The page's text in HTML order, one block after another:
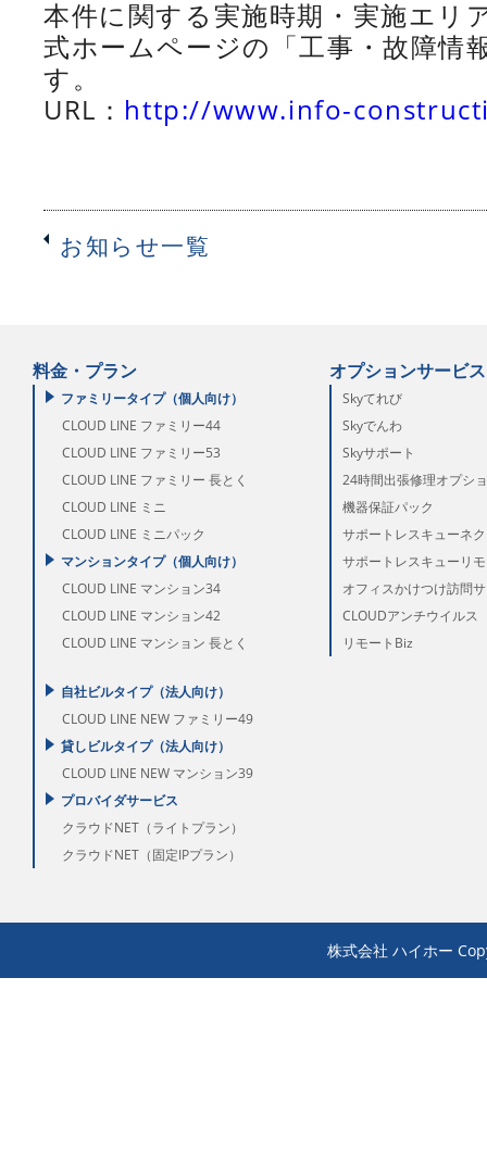
本件に関する実施時期・実施エリ
式ホームページの「工事・故障情
す。
URL： http://www.info-
お知らせ一覧
料金・プラン
ファミリータイプ（個人向け）
CLOUD LINE ファミリー44
CLOUD LINE ファミリー53
CLOUD LINE ファミリー 長とく
CLOUD LINE ミニ
CLOUD LINE ミニパック
マンションタイプ（個人向け）
CLOUD LINE マンション34
CLOUD LINE マンション42
CLOUD LINE マンション 長とく
自社ビルタイプ（法人向け）
CLOUD LINE NEW ファミリー49
貸しビルタイプ（法人向け）
CLOUD LINE NEW マンション39
プロバイダサービス
クラウドNET（ライトプラン）
クラウドNET（固定IPプラン）
オプションサービス
Skyてれび
Skyでんわ
Skyサポート
24時間出張修理オプシ
機器保証パック
サポートレスキューネ
サポートレスキューリ
オフィスかけつけ訪問
CLOUDアンチウイルス
リモートBiz
株式会社 ハイホー